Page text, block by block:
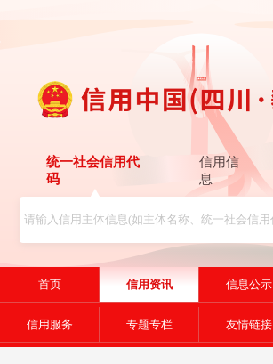
统一社会信用代
码
信用信
息
首页 信用资讯 信息公示
信用服务 专题专栏 友情链接